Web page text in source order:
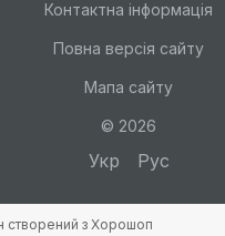
Контактна інформація
Повна версія сайту
Мапа сайту
© 2026
Укр Рус
створений з Хорошоп